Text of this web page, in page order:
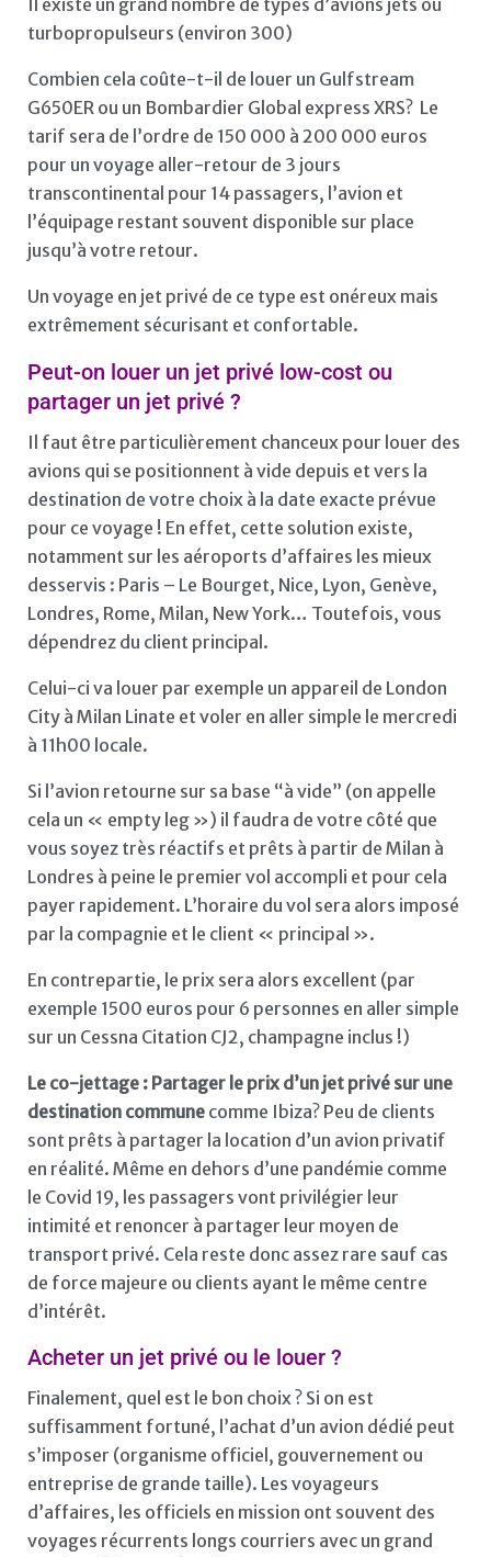
turbopropulseurs (environ 300)
Combien cela coûte-t-il de louer un Gulfstream
G650ER ou un Bombardier Global express XRS? Le
tarif sera de l’ordre de 150 000 à 200 000 euros
pour un voyage aller-retour de 3 jours
transcontinental pour 14 passagers, l’avion et
l’équipage restant souvent disponible sur place
jusqu’à votre retour.
Un voyage en jet privé de ce type est onéreux mais
extrêmement sécurisant et confortable.
Peut-on louer un jet privé low-cost ou
partager un jet privé ?
Il faut être particulièrement chanceux pour louer des
avions qui se positionnent à vide depuis et vers la
destination de votre choix à la date exacte prévue
pour ce voyage ! En effet, cette solution existe,
notamment sur les aéroports d’affaires les mieux
desservis : Paris – Le Bourget, Nice, Lyon, Genève,
Londres, Rome, Milan, New York… Toutefois, vous
dépendrez du client principal.
Celui-ci va louer par exemple un appareil de London
City à Milan Linate et voler en aller simple le mercredi
à 11h00 locale.
Si l’avion retourne sur sa base “à vide” (on appelle
cela un « empty leg ») il faudra de votre côté que
vous soyez très réactifs et prêts à partir de Milan à
Londres à peine le premier vol accompli et pour cela
payer rapidement. L’horaire du vol sera alors imposé
par la compagnie et le client « principal ».
En contrepartie, le prix sera alors excellent (par
exemple 1500 euros pour 6 personnes en aller simple
sur un Cessna Citation CJ2, champagne inclus !)
Le co-jettage : Partager le prix d’un jet privé sur une
destination commune comme Ibiza? Peu de clients
sont prêts à partager la location d’un avion privatif
en réalité. Même en dehors d’une pandémie comme
le Covid 19, les passagers vont privilégier leur
intimité et renoncer à partager leur moyen de
transport privé. Cela reste donc assez rare sauf cas
de force majeure ou clients ayant le même centre
d’intérêt.
Acheter un jet privé ou le louer ?
Finalement, quel est le bon choix ? Si on est
suffisamment fortuné, l’achat d’un avion dédié peut
s’imposer (organisme officiel, gouvernement ou
entreprise de grande taille). Les voyageurs
d’affaires, les officiels en mission ont souvent des
voyages récurrents longs courriers avec un grand